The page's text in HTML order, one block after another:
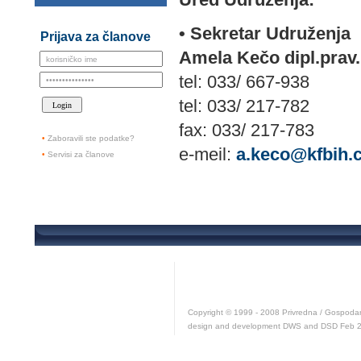
Prijava za članove
• Zaboravili ste podatke?
• Servisi za članove
• Sekretar Udruženja
Amela Kečo dipl.prav.
tel: 033/ 667-938
tel: 033/ 217-782
fax: 033/ 217-783
e-meil:
Copyright © 1999 - 2008 Privredna /
design and development DWS and DSD Feb